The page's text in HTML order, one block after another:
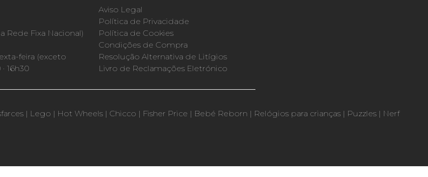
Rede Fixa Nacional)
feira (exceto
16h30
Aviso Legal
Política de Privacidade
Política de Cookies
Condições de Compra
Resolução Alternativa de Litígios
Livro de Reclamações Eletrónico
| Lego | Hot Wheels | Chicco | Fisher Price | Bebé Reborn | Relógios para crianças | Puzzles | Nerf